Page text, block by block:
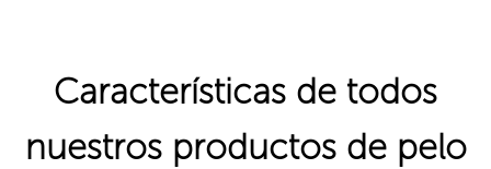
Características de todos
nuestros productos de pelo